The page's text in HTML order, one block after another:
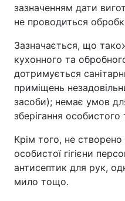
зазначенням дати
не проводиться
Зазначається, що
кухонного та
дотримується
приміщень
засоби); немає умов
зберігання особистого
Крім того, не
особистої гігієни
антисептик для рук,
мило тощо.